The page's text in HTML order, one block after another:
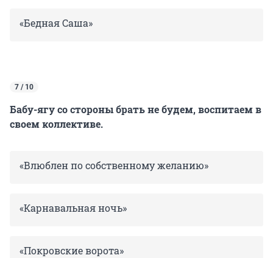
«Бедная Саша»
7 / 10
Бабу-ягу со стороны брать не будем, воспитаем в
своем коллективе.
«Влюблен по собственному желанию»
«Карнавальная ночь»
«Покровские ворота»